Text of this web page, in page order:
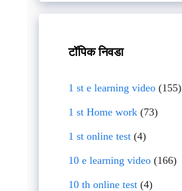
टॉपिक निवडा
1 st e learning video(155)
1 st Home work(73)
1 st online test(4)
10 e learning video(166)
10 th online test(4)